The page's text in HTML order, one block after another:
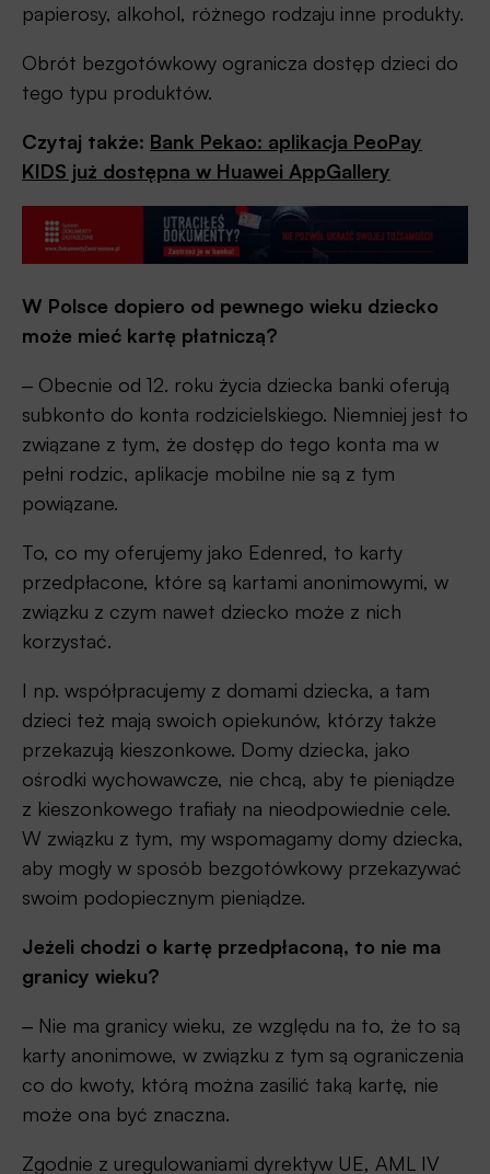
papierosy, alkohol, różnego rodzaju inne produkty.
Obrót bezgotówkowy ogranicza dostęp dzieci do
tego typu produktów.
Czytaj także: Bank Pekao: aplikacja PeoPay
KIDS już dostępna w Huawei AppGallery
W Polsce dopiero od pewnego wieku dziecko
może mieć kartę płatniczą?
‒ Obecnie od 12. roku życia dziecka banki oferują
subkonto do konta rodzicielskiego. Niemniej jest to
związane z tym, że dostęp do tego konta ma w
pełni rodzic, aplikacje mobilne nie są z tym
powiązane.
To, co my oferujemy jako Edenred, to karty
przedpłacone, które są kartami anonimowymi, w
związku z czym nawet dziecko może z nich
korzystać.
I np. współpracujemy z domami dziecka, a tam
dzieci też mają swoich opiekunów, którzy także
przekazują kieszonkowe. Domy dziecka, jako
ośrodki wychowawcze, nie chcą, aby te pieniądze
z kieszonkowego trafiały na nieodpowiednie cele.
W związku z tym, my wspomagamy domy dziecka,
aby mogły w sposób bezgotówkowy przekazywać
swoim podopiecznym pieniądze.
Jeżeli chodzi o kartę przedpłaconą, to nie ma
granicy wieku?
‒ Nie ma granicy wieku, ze względu na to, że to są
karty anonimowe, w związku z tym są ograniczenia
co do kwoty, którą można zasilić taką kartę, nie
może ona być znaczna.
Zgodnie z uregulowaniami dyrektyw UE, AML IV